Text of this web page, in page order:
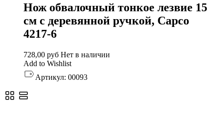
Нож обвалочный тонкое лезвие 15
см с деревянной ручкой, Capco
4217-6
728,00 руб Нет в наличии
Add to Wishlist
Артикул: 00093